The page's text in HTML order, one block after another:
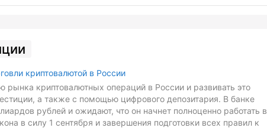
криптовалютой в России
криптовалютных операций в России и развивать это
а также с помощью цифрового депозитария. В банке
рублей и ожидают, что он начнет полноценно работать в
в силу 1 сентября и завершения подготовки всех правил к